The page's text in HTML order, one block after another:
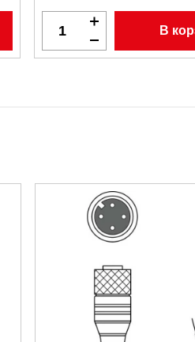
В